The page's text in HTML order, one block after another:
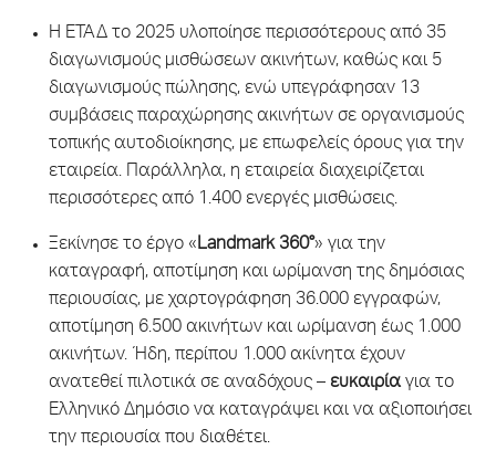
Η ΕΤΑΔ το 2025 υλοποίησε περισσότερους από 35
διαγωνισμούς μισθώσεων ακινήτων, καθώς και 5
διαγωνισμούς πώλησης, ενώ υπεγράφησαν 13
συμβάσεις παραχώρησης ακινήτων σε οργανισμούς
τοπικής αυτοδιοίκησης, με επωφελείς όρους για την
εταιρεία. Παράλληλα, η εταιρεία διαχειρίζεται
περισσότερες από 1.400 ενεργές μισθώσεις.
Ξεκίνησε το έργο «Landmark 360°» για την
καταγραφή, αποτίμηση και ωρίμανση της δημόσιας
περιουσίας, με χαρτογράφηση 36.000 εγγραφών,
αποτίμηση 6.500 ακινήτων και ωρίμανση έως 1.000
ακινήτων. Ήδη, περίπου 1.000 ακίνητα έχουν
ανατεθεί πιλοτικά σε αναδόχους – ευκαιρίαγια το
Ελληνικό Δημόσιο να καταγράψει και να αξιοποιήσει
την περιουσία που διαθέτει.